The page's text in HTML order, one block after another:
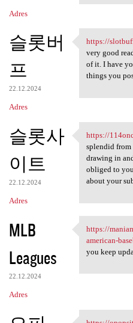
Adres
슬롯버
프
22.12.2024
Adres
https://
https://
very good
of it. I have
things you
슬롯사
이트
22.12.2024
Adres
https://
https://
splendid from
drawing in
obliged to
about your
MLB
Leagues
22.12.2024
Adres
https://
https://
american-
you keep